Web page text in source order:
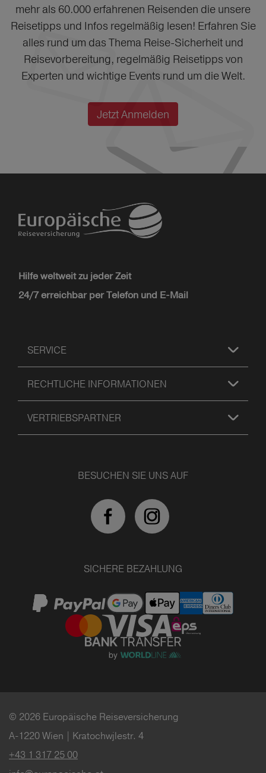
mehr als 60.000 erfahrenen Reisenden die unsere
Reisetipps und Infos regelmäßig lesen! Erfahren Sie
alles rund um das Thema Reise-Sicherheit und
Reisevorbereitung, regelmäßig Reisetipps von
Experten und wichtige Events rund um die Welt.
Jetzt Anmelden
Hilfe weltweit zu jeder Zeit
24/7 erreichbar per Telefon und E-Mail
SERVICE
RECHTLICHE INFORMATIONEN
VERTRIEBSPARTNER
BESUCHEN SIE UNS AUF
SICHERE BEZAHLUNG
© 2026 Europäische Reiseversicherung
A-1220 Wien | Kratochwjlestr. 4
+43 1 317 25 00